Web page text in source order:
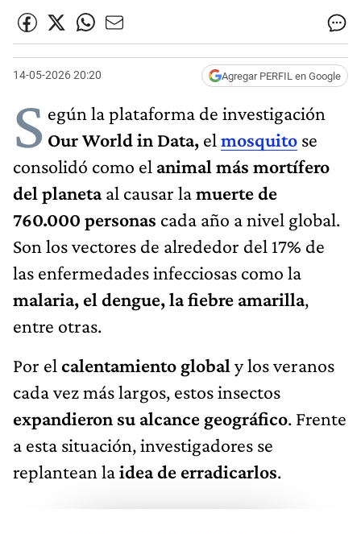
14-05-2026 20:20 Agregar PERFIL en Google
S egún la plataforma de investigación
Our World in Data, el mosquito se
consolidó como el animal más mortífero
del planetaal causar lamuerte de
760.000 personas cada año a nivel global.
Son los vectores de alrededor del 17% de
las enfermedades infecciosas como la
malaria, el dengue, la fiebre amarilla,
entre otras.
Por el calentamiento global y los veranos
cada vez más largos, estos insectos
expandieron su alcance geográfico. Frente
a esta situación, investigadores se
replantean laidea de erradicarlos.